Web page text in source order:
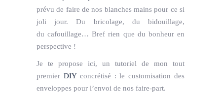
prévu de faire de nos blanches mains pour ce si
joli jour. Du bricolage, du bidouillage,
ducafouillage… Bref rien que du bonheur en
perspective !
Je te propose ici, un tutoriel de mon tout
premier DIYconcrétisé : le customisation des
enveloppes pour l’envoi de nos faire-part.